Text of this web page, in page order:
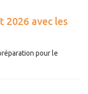
2026 avec les
pour le